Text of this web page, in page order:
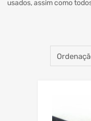
usados, assim como